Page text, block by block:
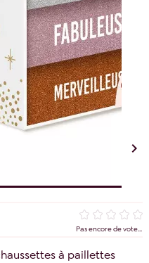

Pas encore de vote...
à paillettes